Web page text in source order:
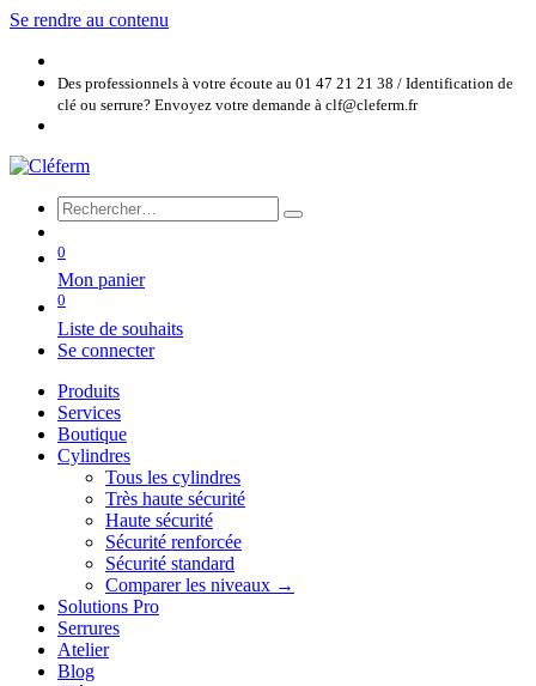
Se rendre au contenu
Des professionnels à votre écoute au 01 47 21 21 38 / Identification de
clé ou serrure? Envoyez votre demande à clf@cleferm.fr
0
Mon panier
0
Liste de souhaits
Se connecter
Produits
Services
Boutique
Cylindres
Tous les cylindres
Très haute sécurité
Haute sécurité
Sécurité renforcée
Sécurité standard
Comparer les niveaux →
Solutions Pro
Serrures
Atelier
Blog